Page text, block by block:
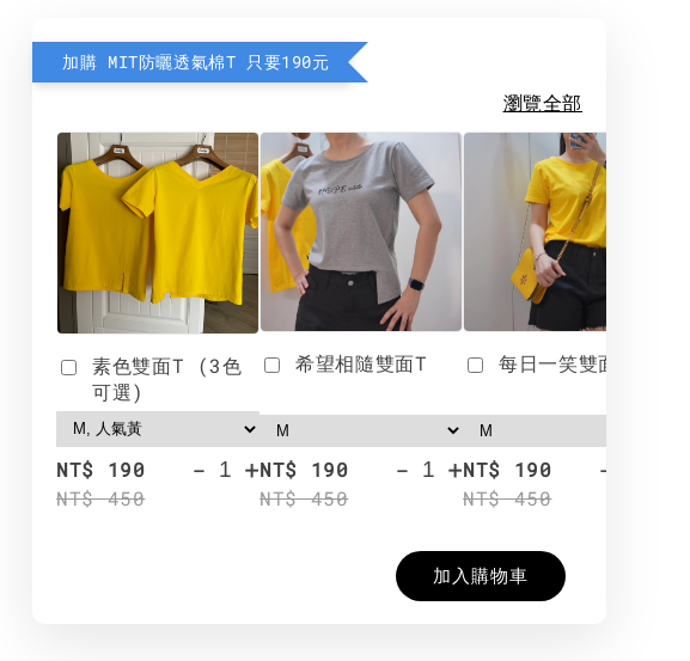
加購 MIT防曬透氣棉T 只要190元
瀏覽全部
素色雙面T (3色
可選)
NT$ 190
NT$ 450
- +
希望相隨雙面T
NT$ 190
NT$ 450
- +
每日一笑雙面T
NT$ 190
NT$ 450
-
加入購物車